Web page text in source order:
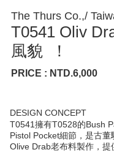
The Thurs Co.,/
T0541 Oliv
風貌 ！
PRICE : NTD.6,000
DESIGN CONCEPT
T0541擁有T0528的Bush
Pistol Pocket細節，是古
Olive Drab老布料製作，提